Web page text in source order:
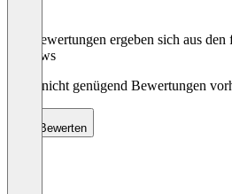
Die Bewertungen ergeben sich aus
Reviews
Noch nicht genügend Bewertungen
Bewerten